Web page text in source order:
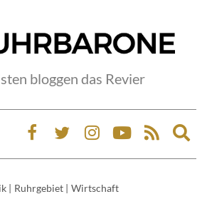
bloggen das Revier
| Ruhrgebiet | Wirtschaft